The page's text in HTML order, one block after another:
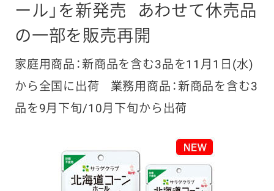
ール」を新発売
あわせて休売品
の一部を販売再開
家庭用商品：新商品を含む3品を11月1日(水)
から全国に出荷
業務用商品：新商品を含む3
品を9月下旬/10月下旬から出荷